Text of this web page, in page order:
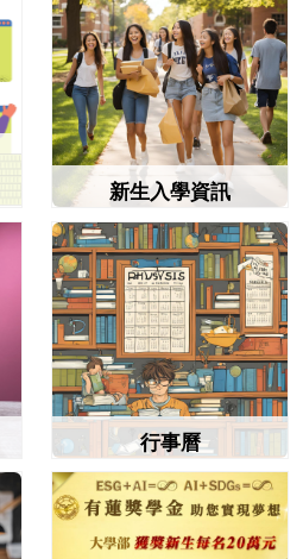
新生入學資訊
行事曆